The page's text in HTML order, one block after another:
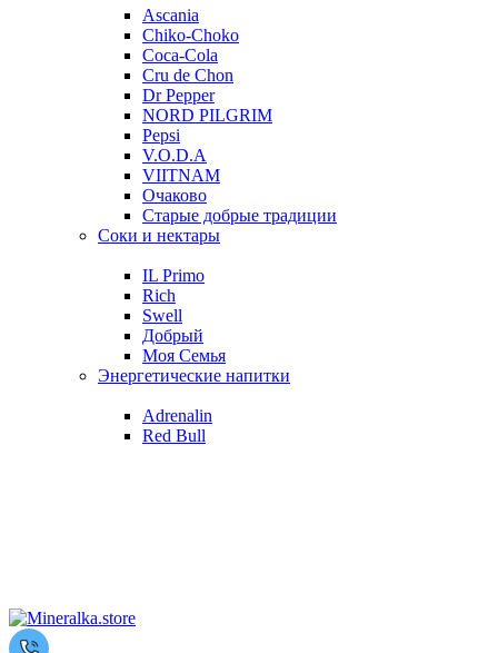
Ascania
Chiko-Choko
Coca-Cola
Cru de Chon
Dr Pepper
NORD PILGRIM
Pepsi
V.O.D.A
VIITNAM
Очаково
Старые добрые традиции
Соки и нектары
IL Primo
Rich
Swell
Добрый
Моя Семья
Энергетические напитки
Adrenalin
Red Bull